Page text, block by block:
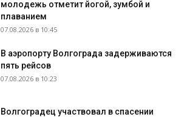
молодежь отметит йогой, зумбой и
плаванием
07.08.2026 в 10:45
В аэропорту Волгограда задерживаются
пять рейсов
07.08.2026 в 10:23
Волгоградец участвовал в спасении